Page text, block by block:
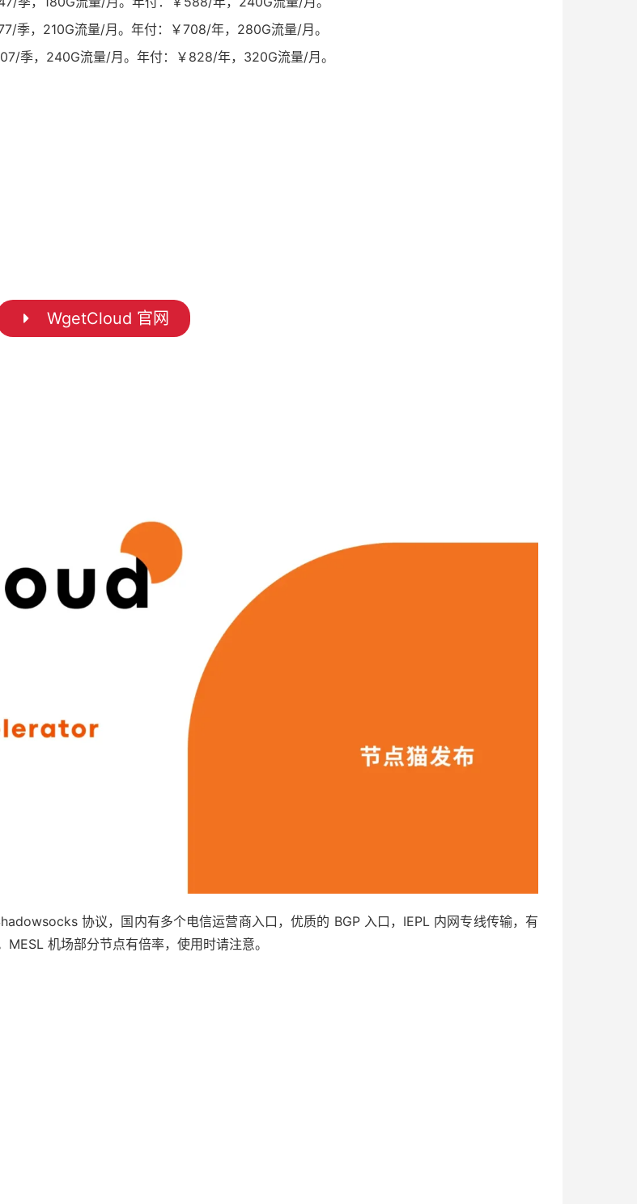
季，210G流量/月。年付：￥708/年，280G流量/月。
季，240G流量/月。年付：￥828/年，320G流量/月。
WgetCloud 官网
协议，国内有多个电信运营商入口，优质的 BGP 入口，IEPL 内网专线传输，有
机场部分节点有倍率，使用时请注意。